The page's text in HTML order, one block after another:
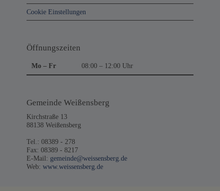
Cookie Einstellungen
Öffnungszeiten
Mo – Fr 08:00 – 12:00 Uhr
Gemeinde Weißensberg
Kirchstraße 13
88138 Weißensberg
Tel.: 08389 - 278
Fax: 08389 - 8217
E-Mail: gemeinde@weissensberg.de
Web: www.weissensberg.de